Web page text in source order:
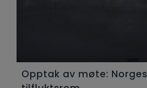
Opptak av møte: Norges